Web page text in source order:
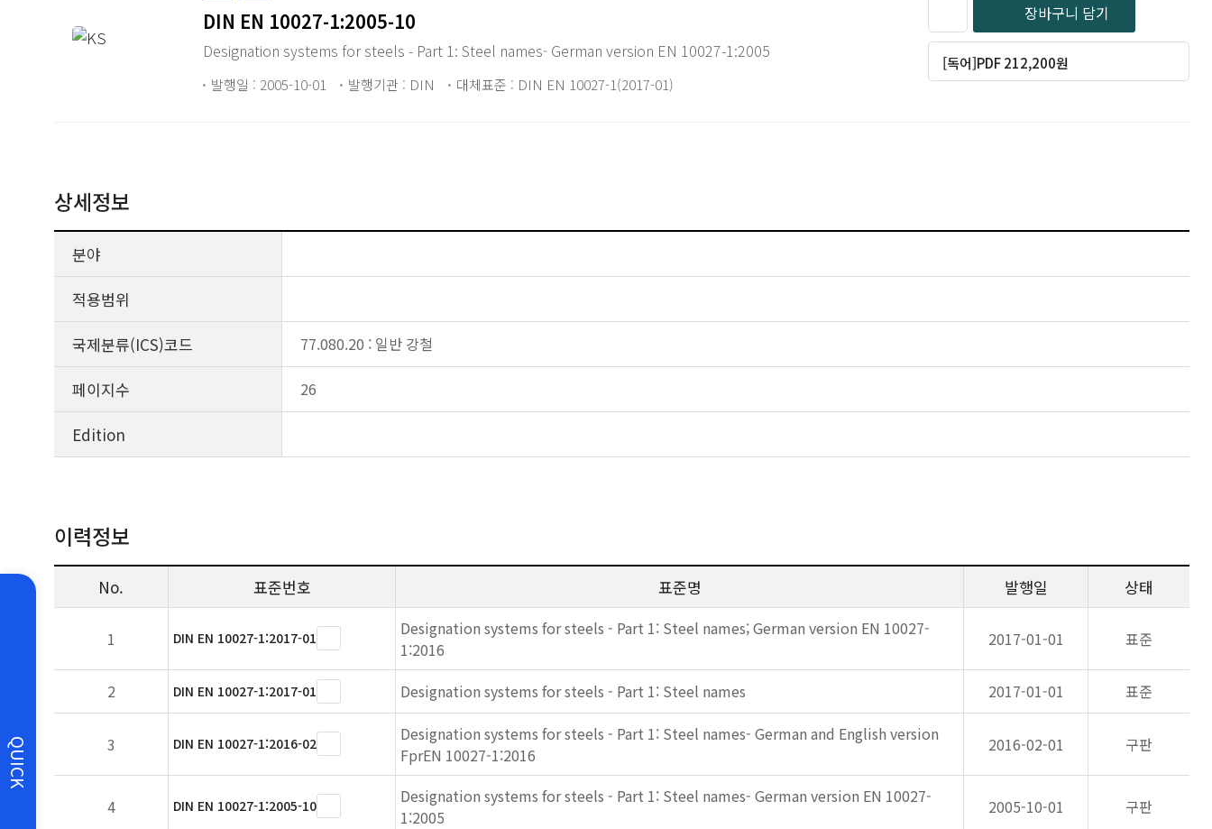
QUICK
DIN EN 10027-1:2005-10
Designation systems for steels - Part 1: Steel names- German version EN 10027-1:2005
발행일 : 2005-10-01 발행기관 : DIN 대체표준 : DIN EN 10027-1(2017-01)
장바구니 담기
[독어]PDF 212,200원
상세정보
분야
적용범위
국제분류(ICS)코드
77.080.20 : 일반 강철
페이지수 26
Edition
이력정보
No. 표준번호 표준명 발행일 상태
1 DIN EN 10027-1:2017-01
Designation systems for steels - Part 1: Steel names; German version EN 10027-
1:2016
2017-01-01 표준
2 DIN EN 10027-1:2017-01 Designation systems for steels - Part 1: Steel names 2017-01-01 표준
3 DIN EN 10027-1:2016-02
Designation systems for steels - Part 1: Steel names- German and English version
FprEN 10027-1:2016
2016-02-01 구판
4 DIN EN 10027-1:2005-10
Designation systems for steels - Part 1: Steel names- German version EN 10027-
1:2005
2005-10-01 구판